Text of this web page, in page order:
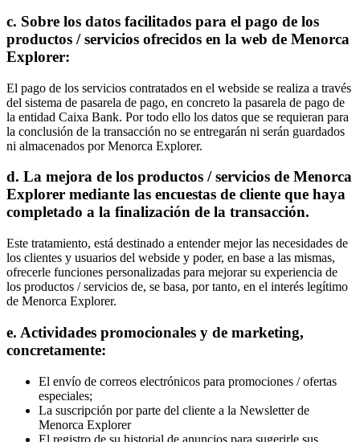
c. Sobre los datos facilitados para el pago de los
productos / servicios ofrecidos en la web de Menorca
Explorer:
El pago de los servicios contratados en el webside se realiza a través
del sistema de pasarela de pago, en concreto la pasarela de pago de
la entidad Caixa Bank. Por todo ello los datos que se requieran para
la conclusión de la transacción no se entregarán ni serán guardados
ni almacenados por Menorca Explorer.
d. La mejora de los productos / servicios de Menorca
Explorer mediante las encuestas de cliente que haya
completado a la finalización de la transacción.
Este tratamiento, está destinado a entender mejor las necesidades de
los clientes y usuarios del webside y poder, en base a las mismas,
ofrecerle funciones personalizadas para mejorar su experiencia de
los productos / servicios de, se basa, por tanto, en el interés legítimo
de Menorca Explorer.
e. Actividades promocionales y de marketing,
concretamente:
El envío de correos electrónicos para promociones / ofertas
especiales;
La suscripción por parte del cliente a la Newsletter de
Menorca Explorer
El registro de su historial de anuncios para sugerirle sus